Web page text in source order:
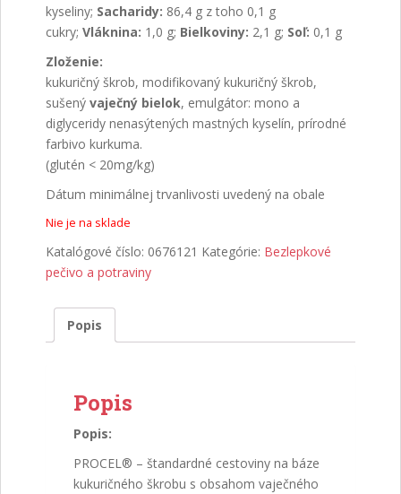
kyseliny; Sacharidy: 86,4 g z toho 0,1 g
cukry; Vláknina: 1,0 g; Bielkoviny: 2,1 g; Soľ: 0,1 g
Zloženie:
kukuričný škrob, modifikovaný kukuričný škrob,
sušený vaječný bielok, emulgátor: mono a
diglyceridy nenasýtených mastných kyselín, prírodné
farbivo kurkuma.
(glutén < 20mg/kg)
Dátum minimálnej trvanlivosti uvedený na obale
Nie je na sklade
Katalógové číslo: 0676121 Kategórie: Bezlepkové
pečivo a potraviny
Popis
Popis
Popis:
PROCEL® – štandardné cestoviny na báze
kukuričného škrobu s obsahom vaječného